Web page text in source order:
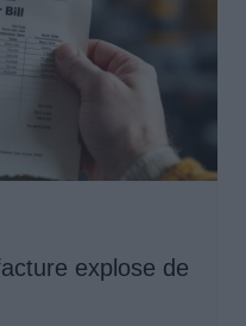
explose de